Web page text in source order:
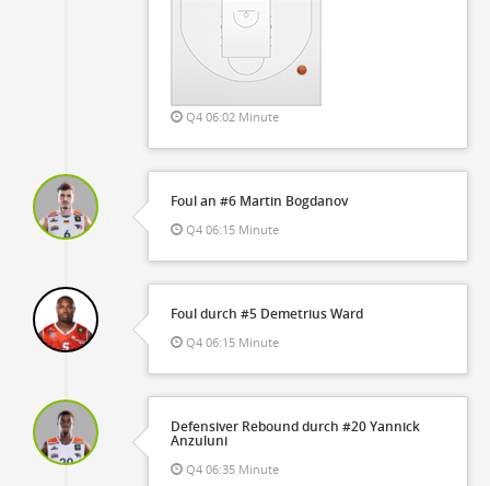
Q4 06:02 Minute
Foul an #6 Martin Bogdanov
Q4 06:15 Minute
Foul durch #5 Demetrius Ward
Q4 06:15 Minute
Defensiver Rebound durch #20 Yannick
Anzuluni
Q4 06:35 Minute